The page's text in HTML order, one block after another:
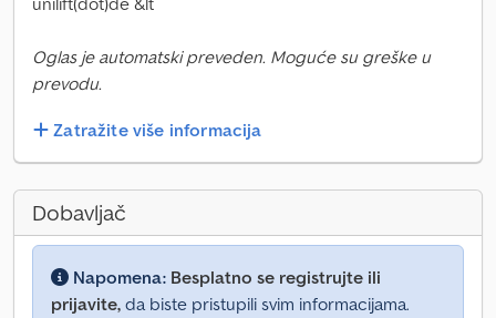
Oglas je automatski preveden. Moguće su greške u
prevodu.
Zatražite više informacija
Dobavljač
Napomena: Besplatno se registrujte ili
prijavite, da biste pristupili svim informacijama.